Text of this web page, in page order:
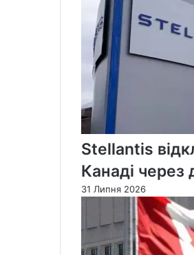
Stellantis
Канаді через
31 Липня 2026